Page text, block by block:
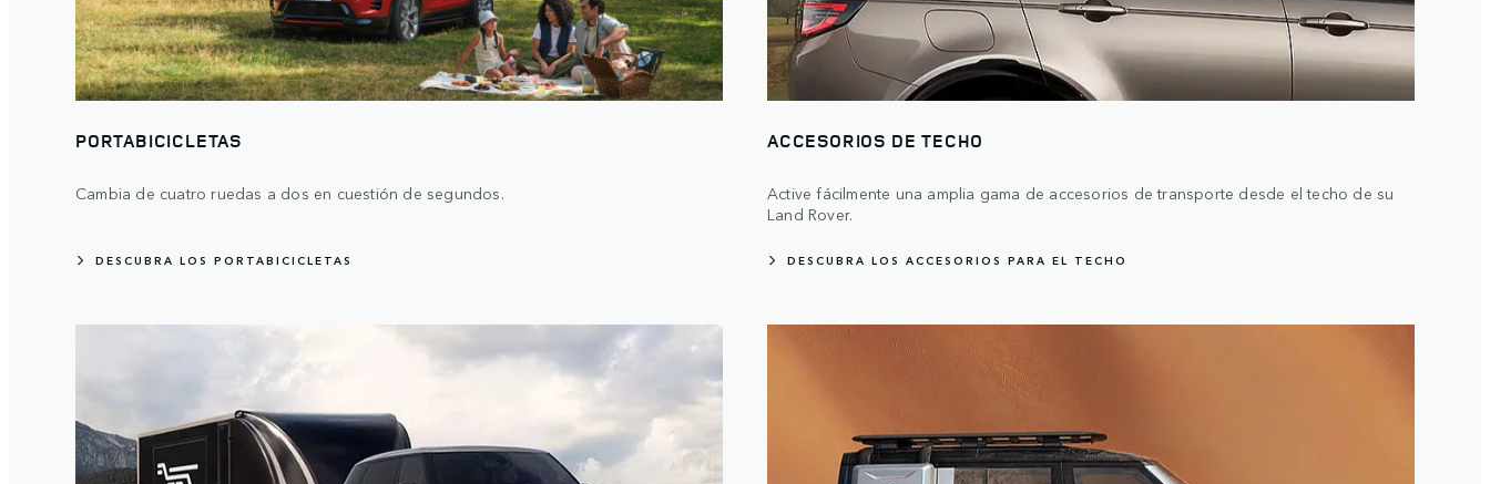
PORTABICICLETAS
Cambia de cuatro ruedas a dos en cuestión de segundos.
DESCUBRA LOS PORTABICICLETAS
ACCESORIOS DE TECHO
Active fácilmente una amplia gama de accesorios de transporte desde el techo de su
Land Rover.
DESCUBRA LOS ACCESORIOS PARA EL TECHO